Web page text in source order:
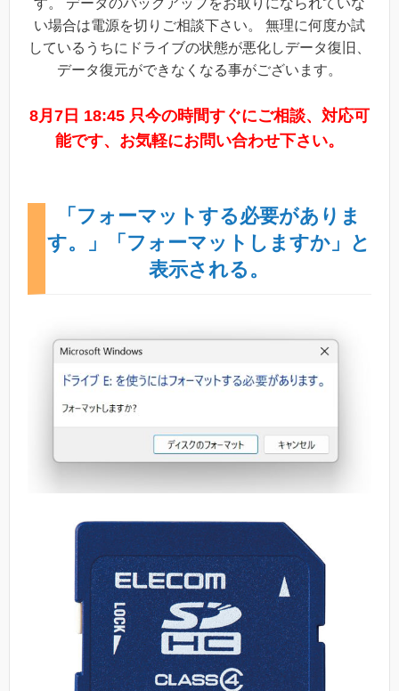
い場合は電源を切りご相談下さい。 無理に何度か試
しているうちにドライブの状態が悪化しデータ復旧、
データ復元ができなくなる事がございます。
8月7日 18:45 只今の時間すぐにご相談、対応可
能です、お気軽にお問い合わせ下さい。
「フォーマットする必要がありま
す。」「フォーマットしますか」と
表示される。